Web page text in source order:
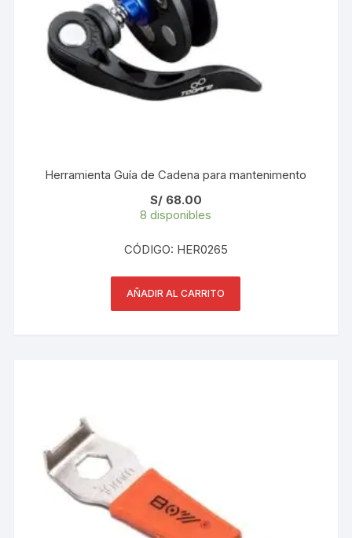
Herramienta Guía de Cadena para mantenimento
S/68.00
8 disponibles
CÓDIGO: HER0265
AÑADIR AL CARRITO